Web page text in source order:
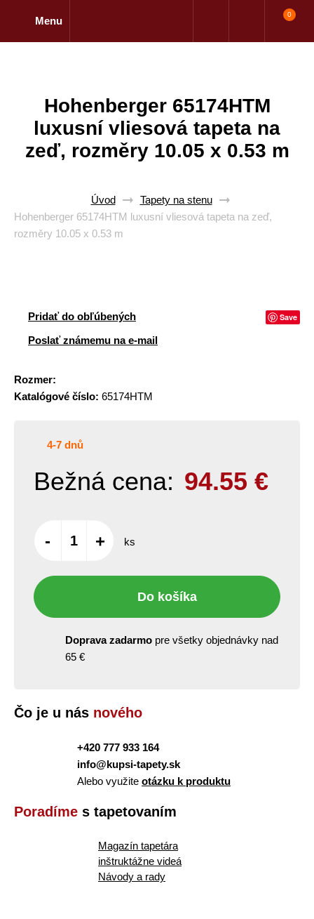
Menu
0
Hohenberger 65174HTM
luxusní vliesová tapeta na
zeď, rozměry 10.05 x 0.53 m
Úvod
Tapety na stenu
Hohenberger 65174HTM luxusní vliesová tapeta na zeď,
rozměry 10.05 x 0.53 m
Pridať do obľúbených Save
Poslať známemu na e-mail
Rozmer:
Katalógové číslo: 65174HTM
4-7 dnů
Bežná cena: 94.55 €
- + ks
Do košíka
Doprava zadarmo pre všetky objednávky nad
65 €
Čo je u nás nového
+420 777 933 164
info@kupsi-tapety.sk
Alebo využite otázku k produktu
Poradíme s tapetovaním
Magazín tapetára
inštruktážne videá
Návody a rady